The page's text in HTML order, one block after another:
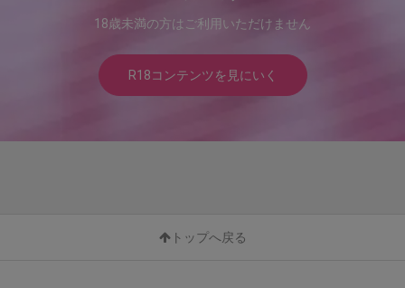
18歳未満の方はご利用いただけません
R18コンテンツを見にいく
トップへ戻る